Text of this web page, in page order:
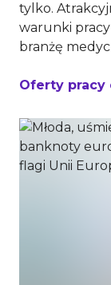
tylko.
warunki pracy
branżę
Oferty pracy